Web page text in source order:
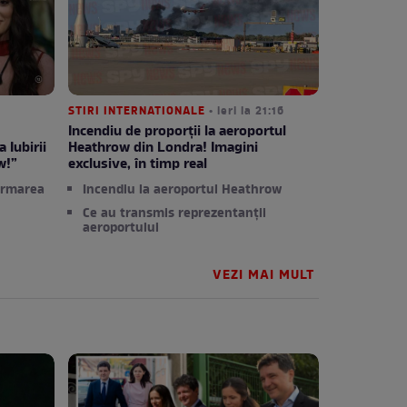
Iubirii
STIRI INTERNATIONALE • ieri la 21:16
Incendiu de proporții la aeroportul
Heathrow din Londra! Imagini
exclusive, în timp real
Incendiu la aeroportul Heathrow
Ce au transmis reprezentanții
aeroportului
VEZI MAI MULT